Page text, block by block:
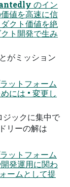
のイン
値を⾼速に信
クト価値を絶
ト開発で⽣み
がミッション
トフォーム
には • 変更し
ジックに集中で
リーの解は
トフォーム
発運⽤に関わ
ームとして提